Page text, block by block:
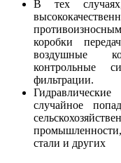
В тех случаях,
коробки
воздушные
контрольные
фильтрации.
случайное
стали и других